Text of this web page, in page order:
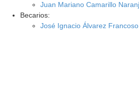
Juan Mariano Camarillo
Becarios:
José Ignacio Álvarez Francoso